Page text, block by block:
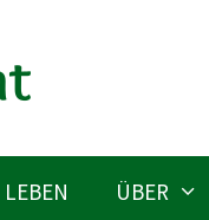
ÜBER